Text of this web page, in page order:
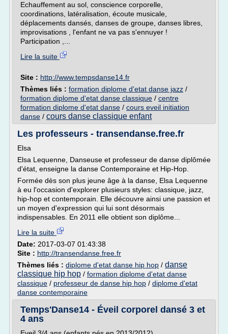
Echauffement au sol, conscience corporelle,
coordinations, latéralisation, écoute musicale,
déplacements dansés, danses de groupe, danses libres,
improvisations , l'enfant ne va pas s'ennuyer !
Participation ,...
Lire la suite
Site : http://www.tempsdanse14.fr
Thèmes liés : formation diplome d'etat danse jazz /
formation diplome d'etat danse classique / centre
formation diplome d'etat danse / cours eveil initiation
danse / cours danse classique enfant
Les professeurs - transendanse.free.fr
Elsa
Elsa Lequenne, Danseuse et professeur de danse diplômée
d'état, enseigne la danse Contemporaine et Hip-Hop.
Formée dès son plus jeune âge à la danse, Elsa Lequenne
à eu l'occasion d'explorer plusieurs styles: classique, jazz,
hip-hop et contemporain. Elle découvre ainsi une passion et
un moyen d'expression qui lui sont désormais
indispensables. En 2011 elle obtient son diplôme...
Lire la suite
Date: 2017-03-07 01:43:38
Site : http://transendanse.free.fr
Thèmes liés : diplome d'etat danse hip hop / danse
classique hip hop / formation diplome d'etat danse
classique / professeur de danse hip hop / diplome d'etat
danse contemporaine
Temps'Danse14 - Éveil corporel dansé 3 et
4 ans